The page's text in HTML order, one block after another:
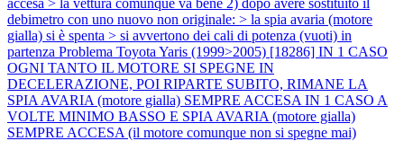
debimetro con uno nuovo non originale: > la spia avaria (motore
gialla) si è spenta > si avvertono dei cali di potenza (vuoti) in
partenza Problema Toyota Yaris (1999>2005) [18286] IN 1 CASO
OGNI TANTO IL MOTORE SI SPEGNE IN
DECELERAZIONE, POI RIPARTE SUBITO, RIMANE LA
SPIA AVARIA (motore gialla) SEMPRE ACCESA IN 1 CASO A
VOLTE MINIMO BASSO E SPIA AVARIA (motore gialla)
SEMPRE ACCESA (il motore comunque non si spegne mai)